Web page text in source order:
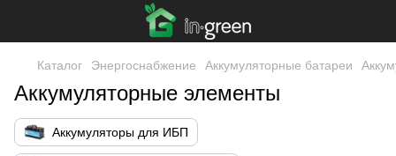
Каталог Энергоснабжение Аккумуляторные батареи
Аккумуляторные элементы
Аккумуляторы для ИБП